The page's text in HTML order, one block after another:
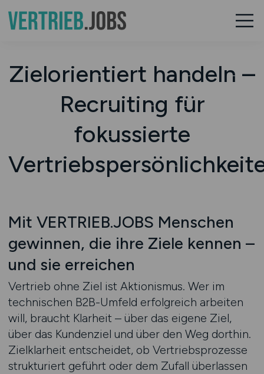
Zielorientiert handeln –
Recruiting für
fokussierte
Mit VERTRIEB.JOBS Menschen
gewinnen, die ihre Ziele kennen –
und sie erreichen
Vertrieb ohne Ziel ist Aktionismus. Wer im
technischen B2B-Umfeld erfolgreich arbeiten
will, braucht Klarheit – über das eigene Ziel,
über das Kundenziel und über den Weg dorthin.
Zielklarheit entscheidet, ob Vertriebsprozesse
strukturiert geführt oder dem Zufall überlassen